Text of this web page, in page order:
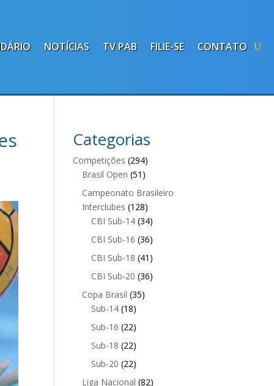
NOTÍCIAS TV PAB FILIE-SE CONTATO
Categorias
Competições (294)
Brasil Open (51)
Campeonato Brasileiro
Interclubes (128)
CBI Sub-14 (34)
CBI Sub-16 (36)
CBI Sub-18 (41)
CBI Sub-20 (36)
Copa Brasil (35)
Sub-14 (18)
Sub-16 (22)
Sub-18 (22)
Sub-20 (22)
Liga Nacional (82)